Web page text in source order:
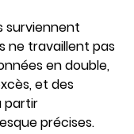
surviennent
ne travaillent pas
en double,
et des
partir
précises.